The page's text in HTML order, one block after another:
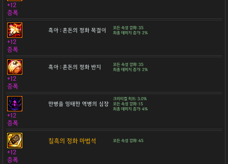
+12
증폭
흑아 : 혼돈의 정화 목걸이
모든 속성 강화: 35
최종 데미지 증가: 2%
+12
증폭
흑아 : 혼돈의 정화 반지
모든 속성 강화: 35
최종 데미지 증가: 2%
+12
증폭
만병을 잉태한 역병의 심장
크리티컬 히트: 3.0%
모든 속성 강화: 15
최종 데미지 증가: 4%
+12
증폭
칠흑의 정화 마법석 모든 속성 강화: 45
+12
증폭